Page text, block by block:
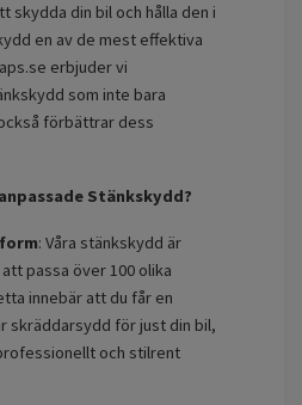
skydda din bil och hålla den i
en av de mest effektiva
erbjuder vi
som inte bara
förbättrar dess
Stänkskydd?
: Våra stänkskydd är
passa över 100 olika
innebär att du får en
skräddarsydd för just din bil,
och stilrent